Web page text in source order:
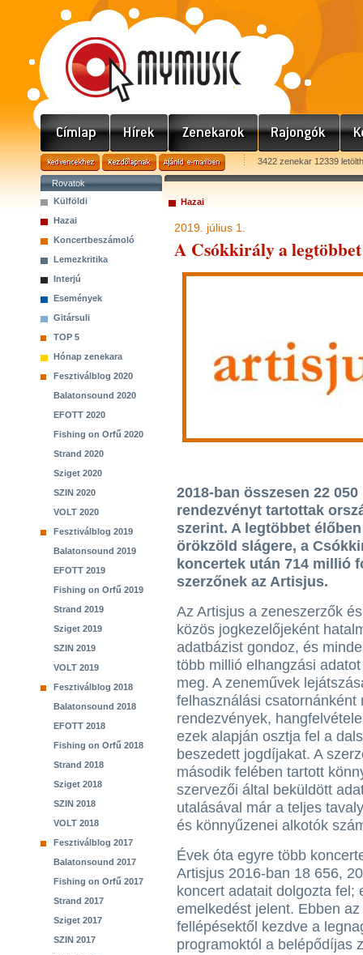
3422 zenekar 12339
Rovatok
Külföldi
Hazai
Koncertbeszámoló
Lemezkritika
Interjú
Események
Gitársuli
TOP 5
Hónap zenekara
Fesztiválblog 2020
Balatonsound 2020
EFOTT 2020
Fishing on Orfű 2020
Strand 2020
Sziget 2020
SZIN 2020
VOLT 2020
Fesztiválblog 2019
Balatonsound 2019
EFOTT 2019
Fishing on Orfű 2019
Strand 2019
Sziget 2019
SZIN 2019
VOLT 2019
Fesztiválblog 2018
Balatonsound 2018
EFOTT 2018
Fishing on Orfű 2018
Strand 2018
Sziget 2018
SZIN 2018
VOLT 2018
Fesztiválblog 2017
Balatonsound 2017
Fishing on Orfű 2017
Strand 2017
Sziget 2017
SZIN 2017
Hazai
2019. július 1.
A Csókkirály a
2018-ban összesen 22
rendezvényt tartottak
szerint. A legtöbbet
örökzöld slágere, a
koncertek után 714 millió
szerzőnek az Artisjus.
Az Artisjus a zeneszerzők
közös jogkezelőjeként
adatbázist gondoz, és
több millió elhangzási
meg. A zeneművek
felhasználási
rendezvények,
ezek alapján osztja fel a
beszedett jogdíjakat. A
második felében tartott
szervezői által beküldött
utalásával már a teljes
és könnyűzenei alkotók
Évek óta egyre több
Artisjus 2016-ban 18 656,
koncert adatait dolgozta fel;
emelkedést jelent. Ebben
fellépésektől kezdve a
programoktól a belépődíjas